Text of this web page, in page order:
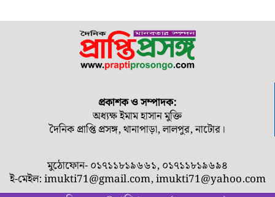
প্রকাশক ও সম্পাদক:
অধ্যক্ষ ইমাম হাসান মুক্তি
দৈনিক প্রাপ্তি প্রসঙ্গ, থানাপাড়া, লালপুর, নাটোর।
মুঠোফোন- ০১৭১১৮১৯৬৬১, ০১৭১১৮১৯৬৯৪
ই-মেইল:imukti71@gmail.com,imukti71@yahoo.com